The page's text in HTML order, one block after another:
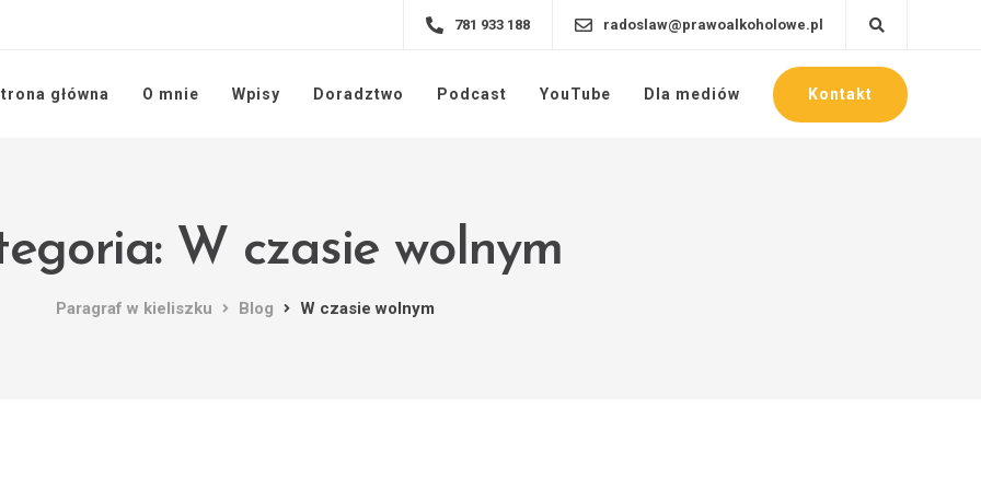
781 933 188 radoslaw@prawoalkoholowe.pl
główna O mnie Wpisy Doradztwo Podcast YouTube Dla mediów Kontakt
W czasie wolnym
Paragraf w kieliszku Blog W czasie wolnym